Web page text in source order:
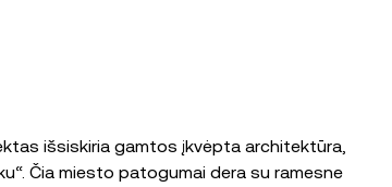
išsiskiria gamtos įkvėpta architektūra,
Čia miesto patogumai dera su ramesne